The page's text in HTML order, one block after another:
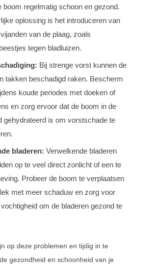
boom regelmatig schoon en gezond.
oplossing is het introduceren van
van de plaag, zoals
tegen bladluizen.
Bij strenge vorst kunnen de
takken beschadigd raken. Bescherm
koude periodes met doeken of
en zorg ervoor dat de boom in de
gehydrateerd is om vorstschade te
bladeren: Verwelkende bladeren
op te veel direct zonlicht of een te
Probeer de boom te verplaatsen
met meer schaduw en zorg voor
om de bladeren gezond te
op deze problemen en tijdig in te
gezondheid en schoonheid van je